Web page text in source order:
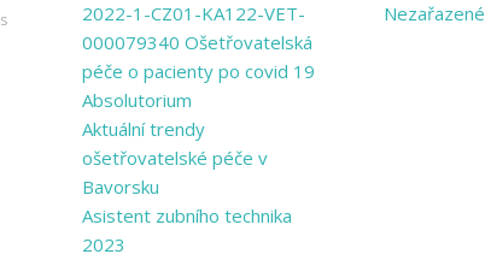
2022-1-CZ01-KA122-VET-
000079340 Ošetřovatelská
péče o pacienty po covid 19
Absolutorium
Aktuální trendy
ošetřovatelské péče v
Bavorsku
Asistent zubního technika
2023
Nezařazené